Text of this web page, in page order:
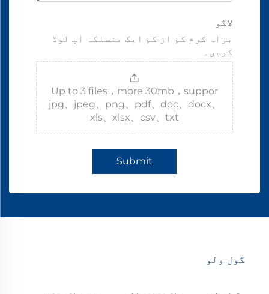
لاگو
براہ کرم کم از کم ایک منسلکہ اپ لوڈ
کریں۔
Up to 3 files，more 30mb，suppor
jpg、jpeg、png、pdf、doc、docx、
xls、xlsx、csv、txt
Submit
گول ولو